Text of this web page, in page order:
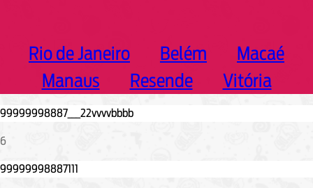
Rio de Janeiro Belém
Macaé
Manaus
Resende Vitória
6